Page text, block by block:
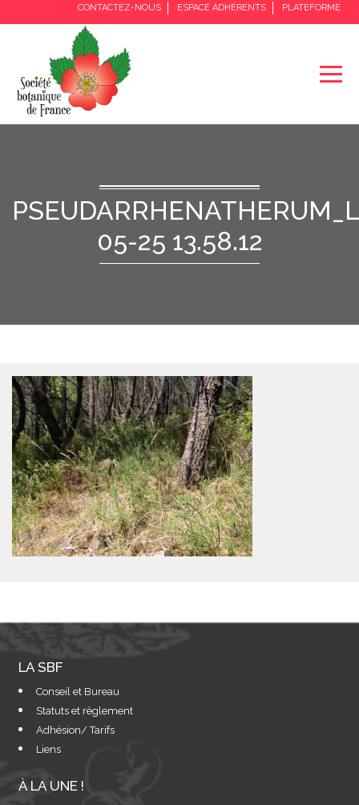
CONTACTEZ-NOUS ESPACE ADHÉRENTS PLATEFORME
05-25 13.58.12
LA SBF
Conseil et Bureau
Statuts et règlement
Adhésion/ Tarifs
Liens
À LA UNE !